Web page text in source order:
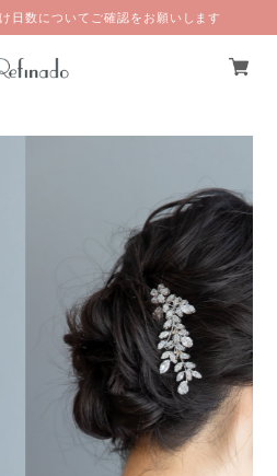
日数についてご確認をお願いします